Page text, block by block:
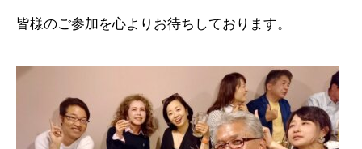
皆様のご参加を心よりお待ちしております。